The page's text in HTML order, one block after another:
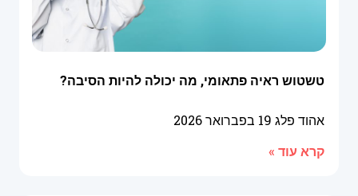
טשטוש ראיה פתאומי, מה יכולה להיות הסיבה?
אהוד פלג 19 בפברואר 2026
קרא עוד »